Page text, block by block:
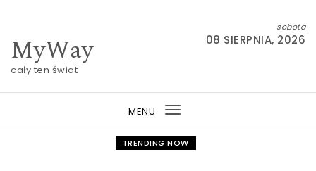
MyWay
cały ten świat
sobota
08 SIERPNIA, 2026
MENU
Toggle
navigation
TRENDING NOW